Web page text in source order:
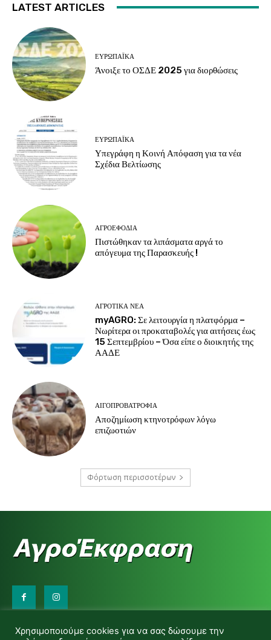
LATEST ARTICLES
ΕΥΡΩΠΑΪΚΆ
Άνοιξε το ΟΣΔΕ 2025 για διορθώσεις
ΕΥΡΩΠΑΪΚΆ
Υπεγράφη η Κοινή Απόφαση για τα νέα
Σχέδια Βελτίωσης
ΑΓΡΟΕΦΌΔΙΑ
Πιστώθηκαν τα λιπάσματα αργά το
απόγευμα της Παρασκευής !
ΑΓΡΟΤΙΚΆ ΝΈΑ
myAGRO: Σε λειτουργία η πλατφόρμα –
Νωρίτερα οι προκαταβολές για αιτήσεις έως
15 Σεπτεμβρίου – Όσα είπε ο διοικητής της
ΑΑΔΕ
ΑΙΓΟΠΡΟΒΑΤΡΟΦΊΑ
Αποζημίωση κτηνοτρόφων λόγω
επιζωοτιών
Φόρτωση περισσοτέρων
d.makas@yahoo.gr
Χρησιμοποιούμε cookies για να σας δώσουμε την